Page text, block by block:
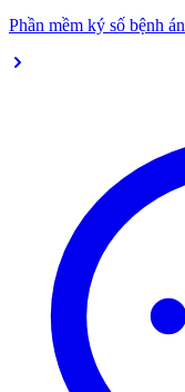
Phần mềm ký số bệnh án